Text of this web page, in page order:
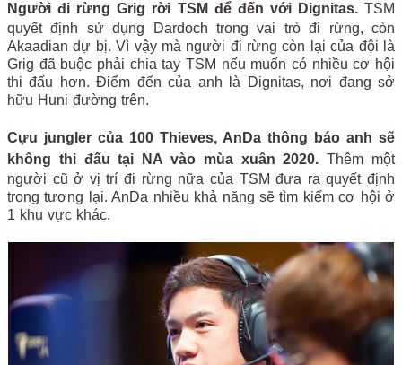
Người đi rừng Grig rời TSM để đến với Dignitas. TSM
quyết định sử dụng Dardoch trong vai trò đi rừng, còn
Akaadian dự bị. Vì vậy mà người đi rừng còn lại của đội là
Grig đã buộc phải chia tay TSM nếu muốn có nhiều cơ hội
thi đấu hơn. Điểm đến của anh là Dignitas, nơi đang sở
hữu Huni đường trên.
Cựu jungler của 100 Thieves, AnDa thông báo anh sẽ
không thi đấu tại NA vào mùa xuân 2020.Thêm một
người cũ ở vị trí đi rừng nữa của TSM đưa ra quyết định
trong tương lại. AnDa nhiều khả năng sẽ tìm kiếm cơ hội ở
1 khu vực khác.